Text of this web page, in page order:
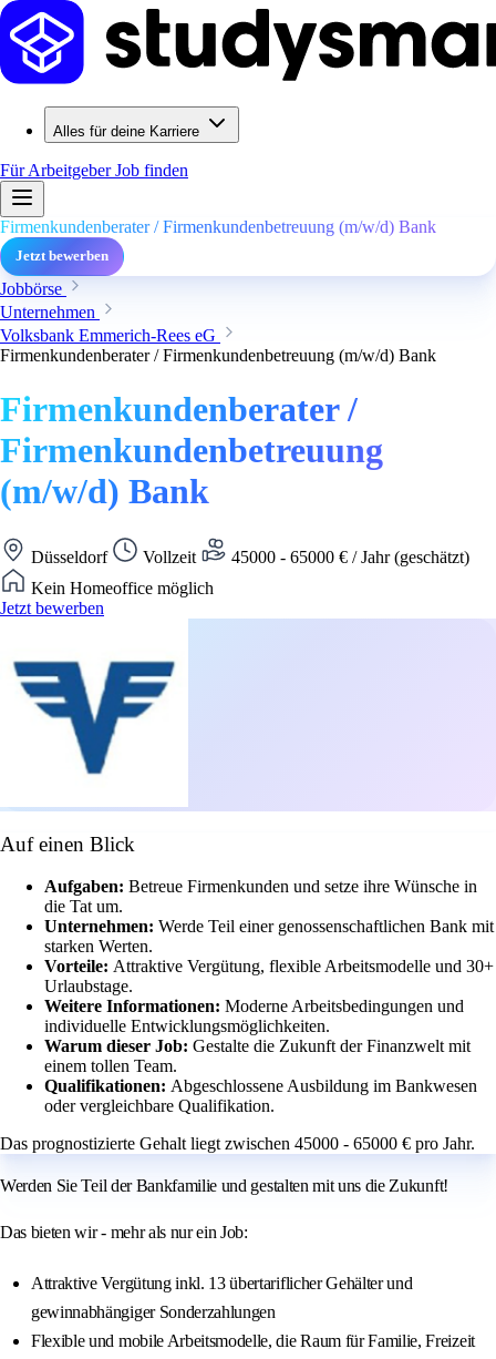
Alles für deine Karriere
Für ArbeitgeberJob finden
Firmenkundenberater / Firmenkundenbetreuung (m/w/d) Bank
Jetzt bewerben
Jobbörse
Unternehmen
Volksbank Emmerich-Rees eG
Firmenkundenberater / Firmenkundenbetreuung (m/w/d) Bank
Firmenkundenberater /
Firmenkundenbetreuung
(m/w/d) Bank
Düsseldorf Vollzeit
45000 - 65000 € / Jahr (geschätzt)
Kein Homeoffice möglich
Jetzt bewerben
Auf einen Blick
Aufgaben: Betreue Firmenkunden und setze ihre Wünsche in
die Tat um.
Unternehmen: Werde Teil einer genossenschaftlichen Bank mit
starken Werten.
Vorteile: Attraktive Vergütung, flexible Arbeitsmodelle und 30+
Urlaubstage.
Weitere Informationen: Moderne Arbeitsbedingungen und
individuelle Entwicklungsmöglichkeiten.
Warum dieser Job: Gestalte die Zukunft der Finanzwelt mit
einem tollen Team.
Qualifikationen: Abgeschlossene Ausbildung im Bankwesen
oder vergleichbare Qualifikation.
Das prognostizierte Gehalt liegt zwischen 45000 - 65000 € pro Jahr.
Werden Sie Teil der Bankfamilie und gestalten mit uns die Zukunft!
Das bieten wir - mehr als nur ein Job:
Attraktive Vergütung inkl. 13 übertariflicher Gehälter und
gewinnabhängiger Sonderzahlungen
Flexible und mobile Arbeitsmodelle, die Raum für Familie, Freizeit